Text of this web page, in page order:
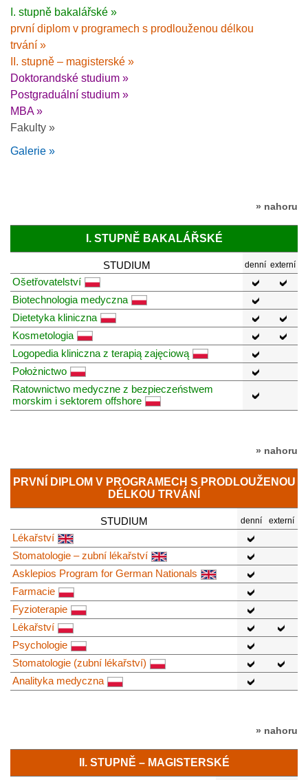
I. stupně bakalářské »
první diplom v programech s prodlouženou délkou
trvání »
II. stupně – magisterské »
Doktorandské studium »
Postgraduální studium »
MBA »
Fakulty »
Galerie »
» nahoru
I. STUPNĚ BAKALÁŘSKÉ
STUDIUM denní externí
Ošetřovatelství
Biotechnologia medyczna
Dietetyka kliniczna
Kosmetologia
Logopedia kliniczna z terapią zajęciową
Położnictwo
Ratownictwo medyczne z bezpieczeństwem
morskim i sektorem offshore
» nahoru
PRVNÍ DIPLOM V PROGRAMECH S PRODLOUŽENOU
DÉLKOU TRVÁNÍ
STUDIUM denní externí
Lékařství
Stomatologie – zubní lékařství
Asklepios Program for German Nationals
Farmacie
Fyzioterapie
Lékařství
Psychologie
Stomatologie (zubní lékařství)
Analityka medyczna
» nahoru
II. STUPNĚ – MAGISTERSKÉ